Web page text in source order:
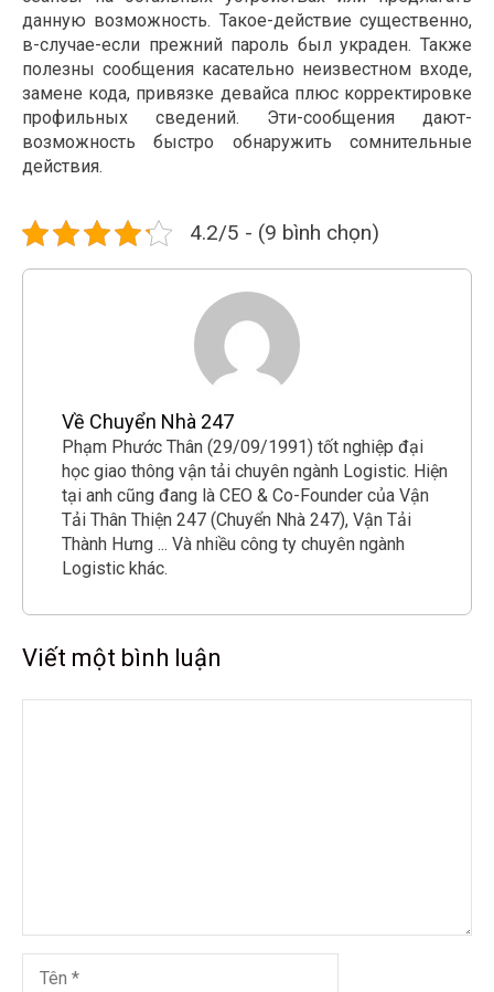
данную возможность. Такое-действие существенно,
в-случае-если прежний пароль был украден. Также
полезны сообщения касательно неизвестном входе,
замене кода, привязке девайса плюс корректировке
профильных сведений. Эти-сообщения дают-
возможность быстро обнаружить сомнительные
действия.
4.2/5 - (9 bình chọn)
Về Chuyển Nhà 247
Phạm Phước Thân (29/09/1991) tốt nghiệp đại
học giao thông vận tải chuyên ngành Logistic. Hiện
tại anh cũng đang là CEO & Co-Founder của Vận
Tải Thân Thiện 247 (Chuyển Nhà 247), Vận Tải
Thành Hưng ... Và nhiều công ty chuyên ngành
Logistic khác.
Viết một bình luận